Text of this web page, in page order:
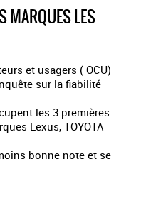
MARQUES LES
et usagers ( OCU)
sur la fiabilité
les 3 premières
Lexus, TOYOTA
bonne note et se